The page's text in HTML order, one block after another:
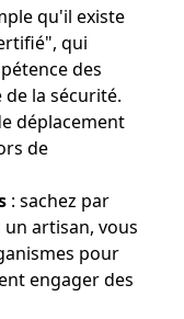
qu'il existe
qui
des
la sécurité.
déplacement
de
: sachez par
un artisan, vous
pour
engager des